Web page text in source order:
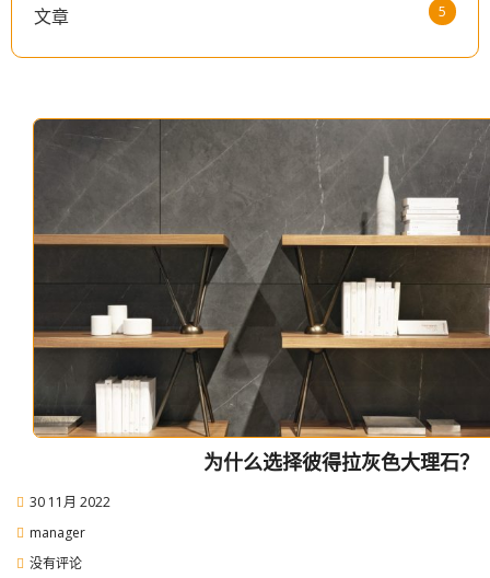
文章 5
为什么选择彼得拉灰色大理石？
30 11月 2022
manager
没有评论